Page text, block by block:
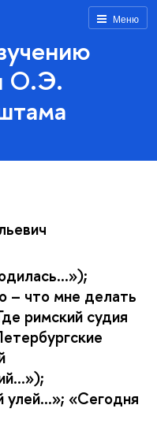
Меню
О.Э.
– что мне делать
римский судия
«Сегодня